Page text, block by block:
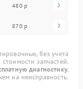
480 р
870 р
без учета
стоимости запчастей.
диагностику.
на неисправность.